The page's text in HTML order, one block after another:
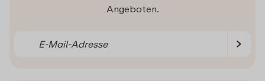
Angeboten.